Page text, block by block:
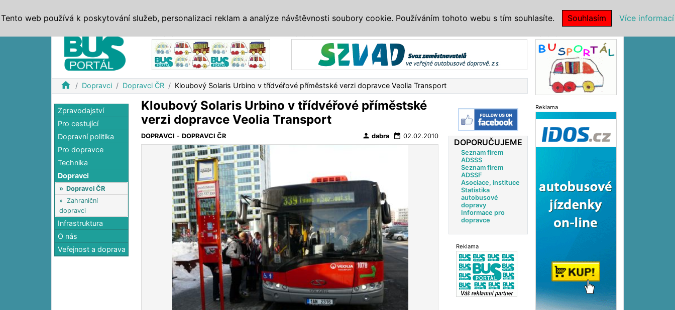
home Dopravci Dopravci ČR Kloubový Solaris Urbino v třídvéřové příměstské verzi dopravce Veolia Transport
Zpravodajství
Pro cestující
Dopravní politika
Pro dopravce
Technika
Dopravci
» Dopravci ČR
» Zahraniční
dopravci
Infrastruktura
O nás
Veřejnost a doprava
Kloubový Solaris Urbino v třídvéřové příměstské
verzi dopravce Veolia Transport
DOPRAVCI -DOPRAVCI ČR person dabra date_range 02.02.2010
DOPORUČUJEME
Seznam firem
ADSSS
Seznam firem
ADSSF
Asociace, instituce
Statistika
autobusové
dopravy
Informace pro
dopravce
Reklama
Reklama
Tento web používá k poskytování služeb, personalizaci reklam a analýze návštěvnosti soubory cookie. Používáním tohoto webu s tím souhlasíte. Souhlasím Více informací